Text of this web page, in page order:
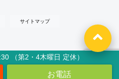
（第2・4木曜日 定休）
サイトマップ
®』 フランチャイズ加盟店募集, 2021 All